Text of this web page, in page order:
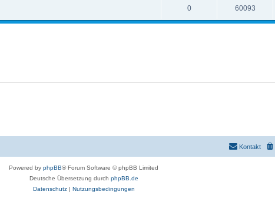
0 60093
Kontakt
Powered by phpBB® Forum Software © phpBB Limited
Deutsche Übersetzung durch phpBB.de
Datenschutz| Nutzungsbedingungen